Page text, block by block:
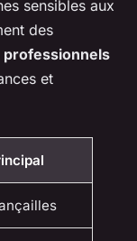
sensibles aux
des
professionnels
et